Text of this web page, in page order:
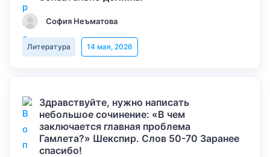
София Неъматова
Литература 14 мая, 2026
Здравствуйте, нужно написать
небольшое сочинение: «В чем
заключается главная проблема
Гамлета?» Шекспир. Слов 50-70 Заранее
спасибо!